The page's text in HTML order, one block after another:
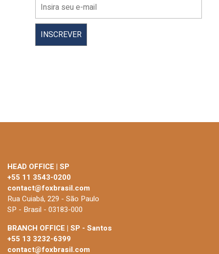
HEAD OFFICE | SP
+55 11 3543-0200
contact@foxbrasil.com
Rua Cuiabá, 229 - São Paulo
SP - Brasil - 03183-000
BRANCH OFFICE | SP - Santos
+55 13 3232-6399
contact@foxbrasil.com